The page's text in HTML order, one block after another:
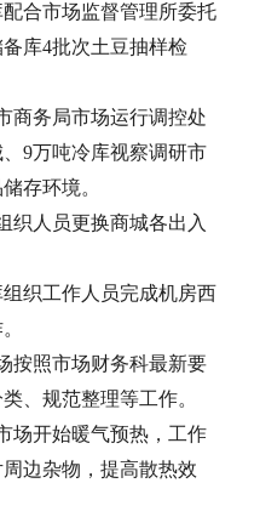
合市场监督管理所委托
库4批次土豆抽样检
商务局市场运行调控处
9万吨冷库视察调研市
存环境。
织人员更换商城各出入
织工作人员完成机房西
按照市场财务科最新要
、规范整理等工作。
场开始暖气预热，工作
边杂物，提高散热效